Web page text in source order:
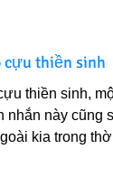
cựu thiền sinh
thiền sinh, một
này cũng